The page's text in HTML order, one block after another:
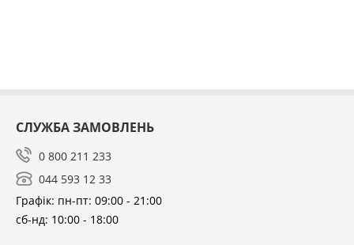
СЛУЖБА ЗАМОВЛЕНЬ
0 800 211 233
044 593 12 33
Графік: пн-пт: 09:00 - 21:00
сб-нд: 10:00 - 18:00